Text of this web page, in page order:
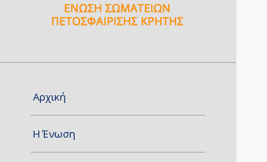
Αρχική
Η Ένωση